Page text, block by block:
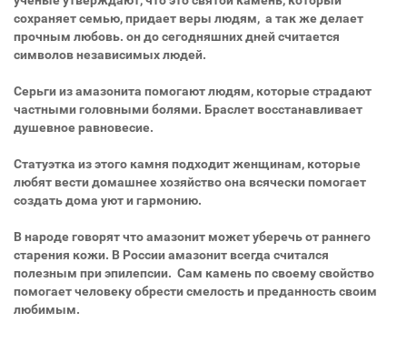
сохраняет семью, придает веры людям, а так же делает
прочным любовь. он до сегодняшних дней считается
символов независимых людей.
Серьги из амазонита помогают людям, которые страдают
частными головными болями. Браслет восстанавливает
душевное равновесие.
Статуэтка из этого камня подходит женщинам, которые
любят вести домашнее хозяйство она всячески помогает
создать дома уют и гармонию.
В народе говорят что амазонит может уберечь от раннего
старения кожи. В России амазонит всегда считался
полезным при эпилепсии. Сам камень по своему свойство
помогает человеку обрести смелость и преданность своим
любимым.